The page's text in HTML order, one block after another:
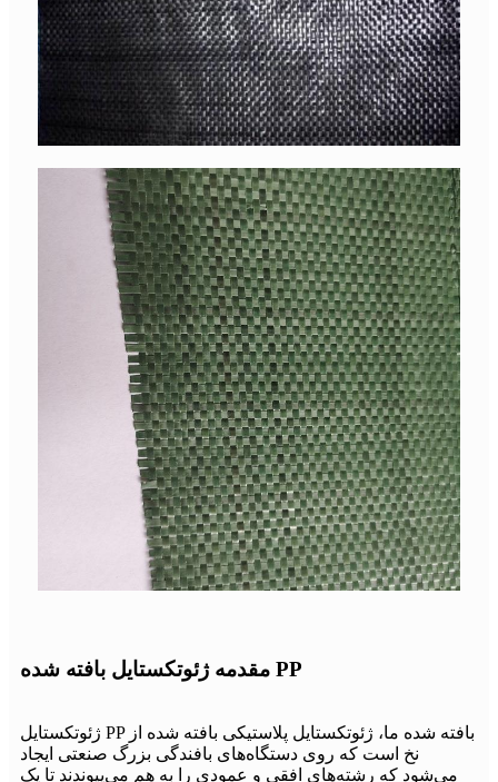
مقدمه ژئوتکستایل بافته شده PP
ژئوتکستایل PP بافته شده ما، ژئوتکستایل پلاستیکی بافته شده از
نخ است که روی دستگاه‌های بافندگی بزرگ صنعتی ایجاد
می‌شود که رشته‌های افقی و عمودی را به هم می‌پیوندند تا یک